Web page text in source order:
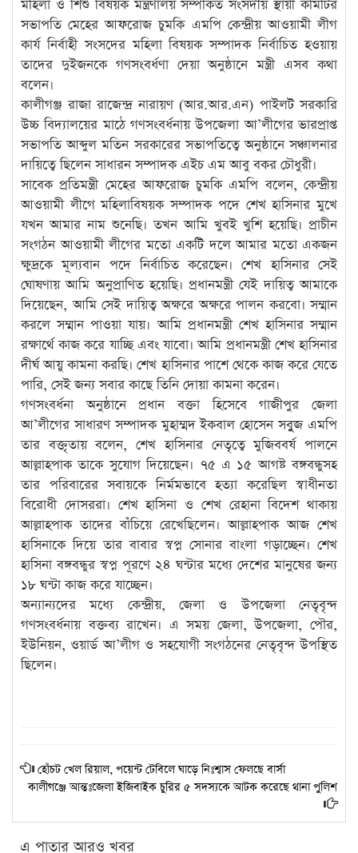
মহিলা ও শিশু বিষয়ক মন্ত্রণালয় সম্পর্কিত সংসদীয় স্থায়ী কমিটির
সভাপতি মেহের আফরোজ চুমকি এমপি কেন্দ্রীয় আওয়ামী লীগ
কার্য নির্বাহী সংসদের মহিলা বিষয়ক সম্পাদক নির্বাচিত হওয়ায়
তাদের দুইজনকে গণসংবর্ধণা দেয়া অনুষ্ঠানে মন্ত্রী এসব কথা
বলেন।
কালীগঞ্জ রাজা রাজেন্দ্র নারায়ণ (আর.আর.এন) পাইলট সরকারি
উচ্চ বিদ্যালয়ের মাঠে গণসংবর্ধনায় উপজেলা আ’লীগের ভারপ্রাপ্ত
সভাপতি আব্দুল মতিন সরকারের সভাপতিত্বে অনুষ্ঠানে সঞ্চালনার
দায়িত্বে ছিলেন সাধারন সম্পাদক এইচ এম আবু বকর চৌধুরী।
সাবেক প্রতিমন্ত্রী মেহের আফরোজ চুমকি এমপি বলেন, কেন্দ্রীয়
আওয়ামী লীগে মহিলাবিষয়ক সম্পাদক পদে শেখ হাসিনার মুখে
যখন আমার নাম শুনেছি। তখন আমি খুবই খুশি হয়েছি। প্রাচীন
সংগঠন আওয়ামী লীগের মতো একটি দলে আমার মতো একজন
ক্ষুদ্রকে মূল্যবান পদে নির্বাচিত করেছেন। শেখ হাসিনার সেই
ঘোষণায় আমি অনুপ্রাণিত হয়েছি। প্রধানমন্ত্রী যেই দায়িত্ব আমাকে
দিয়েছেন, আমি সেই দায়িত্ব অক্ষরে অক্ষরে পালন করবো। সম্মান
করলে সম্মান পাওয়া যায়। আমি প্রধানমন্ত্রী শেখ হাসিনার সম্মান
রক্ষার্থে কাজ করে যাচ্ছি এবং যাবো। আমি প্রধানমন্ত্রী শেখ হাসিনার
দীর্ঘ আয়ু কামনা করছি। শেখ হাসিনার পাশে থেকে কাজ করে যেতে
পারি, সেই জন্য সবার কাছে তিনি দোয়া কামনা করেন।
গণসংবর্ধনা অনুষ্ঠানে প্রধান বক্তা হিসেবে গাজীপুর জেলা
আ’লীগের সাধারণ সম্পাদক মুহাম্মদ ইকবাল হোসেন সবুুুজ এমপি
তার বক্তৃতায় বলেন, শেখ হাসিনার নেতৃত্বে মুজিববর্ষ পালনে
আল্লাহপাক তাকে সুযোগ দিয়েছেন। ৭৫ এ ১৫ আগষ্ট বঙ্গবন্ধুসহ
তার পরিবারের সবায়কে নির্মমভাবে হত্যা করেছিল স্বাধীনতা
বিরোধী দোসররা। শেখ হাসিনা ও শেখ রেহানা বিদেশ থাকায়
আল্লাহপাক তাদের বাঁচিয়ে রেখেছিলেন। আল্লাহপাক আজ শেখ
হাসিনাকে দিয়ে তার বাবার স্বপ্ন সোনার বাংলা গড়াচ্ছেন। শেখ
হাসিনা বঙ্গবন্ধুর স্বপ্ন পূরণে ২৪ ঘন্টার মধ্যে দেশের মানুষের জন্য
১৮ ঘন্টা কাজ করে যাচ্ছেন।
অন্যান্যদের মধ্যে কেন্দ্রীয়, জেলা ও উপজেলা নেতৃবৃন্দ
গণসংবর্ধনায় বক্তব্য রাখেন। এ সময় জেলা, উপজেলা, পৌর,
ইউনিয়ন, ওয়ার্ড আ’লীগ ও সহযোগী সংগঠনের নেতৃবৃন্দ উপস্থিত
ছিলেন।
হোঁচট খেল রিয়াল, পয়েন্ট টেবিলে ঘাড়ে নিঃশ্বাস ফেলছে বার্সা
কালীগঞ্জে আন্তঃজেলা ইজিবাইক চুরির ৫ সদস্যকে আটক করেছে থানা পুলিশ
এ পাতার আরও খবর